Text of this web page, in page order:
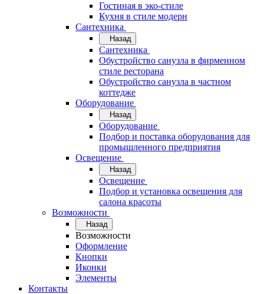
Гостиная в эко-стиле
Кухня в стиле модерн
Сантехника
Назад
Сантехника
Обустройство санузла в фирменном
стиле ресторана
Обустройство санузла в частном
коттедже
Оборудование
Назад
Оборудование
Подбор и поставка оборудования для
промышленного предприятия
Освещение
Назад
Освещение
Подбор и установка освещения для
салона красоты
Возможности
Назад
Возможности
Оформление
Кнопки
Иконки
Элементы
Контакты